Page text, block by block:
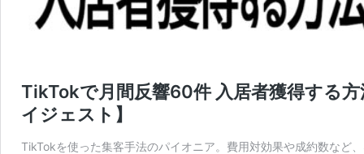
TikTokで月間反響60件 入居者獲得する
イジェスト】
TikTokを使った集客手法のパイオニア。費用対効果や成約数など